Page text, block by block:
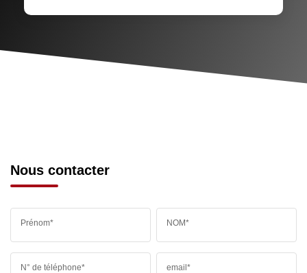
Nous contacter
Prénom* NOM*
N° de téléphone* email*